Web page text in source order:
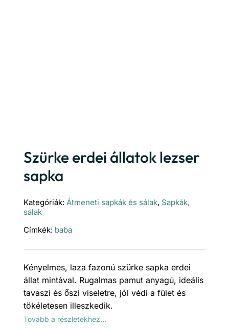
Szürke erdei állatok lezser
sapka
Kategóriák: Átmeneti sapkák és sálak, Sapkák,
sálak
Címkék: baba
Kényelmes, laza fazonú szürke sapka erdei
állat mintával. Rugalmas pamut anyagú, ideális
tavaszi és őszi viseletre, jól védi a fület és
tökéletesen illeszkedik.
Tovább a részletekhez…